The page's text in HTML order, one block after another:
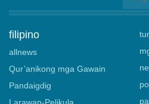
filipino
allnews
Qur’anikong mga Gawain
Pandaigdig